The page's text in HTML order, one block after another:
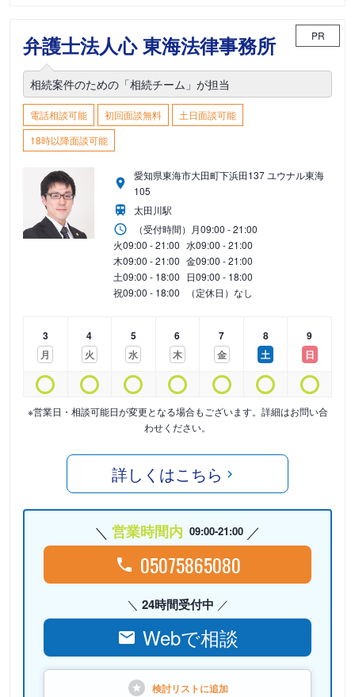
弁護士法人心 東海法律事務所 PR
相続案件のための「相続チーム」が担当
電話相談可能 初回面談無料
土日面談可能
18時以降面談可能
愛知県東海市大田町下浜田137 ユウナル東海
105
太田川駅
（受付時間） 月09:00 - 21:00
火09:00 - 21:00 水09:00 - 21:00
木09:00 - 21:00 金09:00 - 21:00
土09:00 - 18:00 日09:00 - 18:00
祝09:00 - 18:00 （定休日）なし
3
月
4
火
5
水
6
木
7
金
8
土
9
日
※営業日・相談可能日が変更となる場合もございます。詳細はお問い合
わせください。
詳しくはこちら
営業時間内 09:00-21:00
05075865080
24時間受付中
Webで相談
検討リストに追加